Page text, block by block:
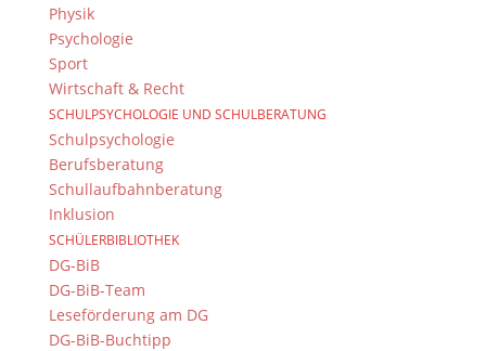
Physik
Psychologie
Sport
Wirtschaft & Recht
SCHULPSYCHOLOGIE UND SCHULBERATUNG
Schulpsychologie
Berufsberatung
Schullaufbahnberatung
Inklusion
SCHÜLERBIBLIOTHEK
DG-BiB
DG-BiB-Team
Leseförderung am DG
DG-BiB-Buchtipp
Großer Erfolg für unsere Schule: Eine engagierte
Schülergruppe hat mit herausragender Leistung am
H2@school-Wettbewerb teilgenommen und sich einen Platz
unter den besten Teams in Bayern gesichert. Zum drittten
Mal sind wir dabei, zum dritten Mal gab es hochwertige...